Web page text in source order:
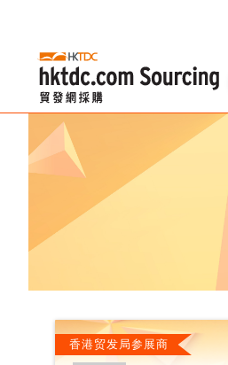
香港贸发局参展商